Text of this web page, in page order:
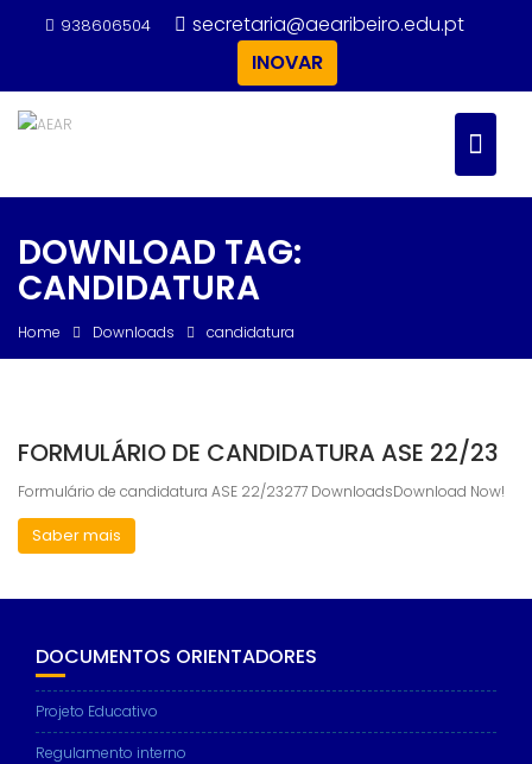
938606504
secretaria@aearibeiro.edu.pt
INOVAR
DOWNLOAD TAG:
CANDIDATURA
Home Downloads candidatura
FORMULÁRIO DE CANDIDATURA ASE 22/23
Formulário de candidatura ASE 22/23277 DownloadsDownload Now!
Saber mais
DOCUMENTOS ORIENTADORES
Projeto Educativo
Regulamento interno